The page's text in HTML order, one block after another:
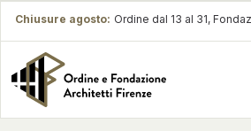
Chiusure agosto: Ordine dal 13 al 31,